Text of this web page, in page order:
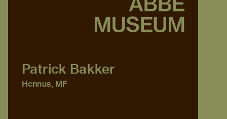
Patrick Bakker
Hennus, MF